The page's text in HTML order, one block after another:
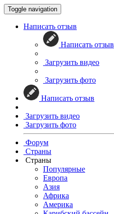
Toggle navigation
Написать отзыв
Написать отзыв
Загрузить видео
Загрузить фото
Написать отзыв
Загрузить видео
Загрузить фото
Форум
Страны
Страны
Популярные
Европа
Азия
Африка
Америка